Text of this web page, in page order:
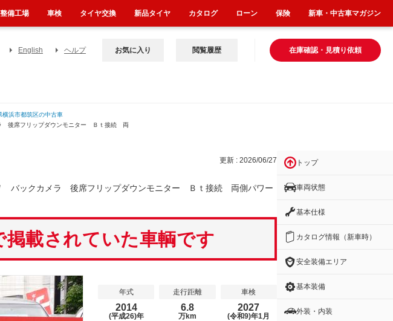
English ヘルプ 在庫確認・見積り依頼
お気に入り 閲覧履歴
横浜市都筑区の中古車
後席フリップダウンモニター Ｂｔ接続 両
更新 : 2026/06/27
バックカメラ 後席フリップダウンモニター Ｂｔ接続 両側パワー
載されていた車輌です
年式
2014
(平成26)年
走行距離
6.8
万km
車検
2027
(令和9)年1月
トップ
車両状態
基本仕様
カタログ情報（新車時）
安全装備エリア
基本装備
外装・内装
整備工場 車検 タイヤ交換 新品タイヤ カタログ ローン 保険 新車・中古車マガジン